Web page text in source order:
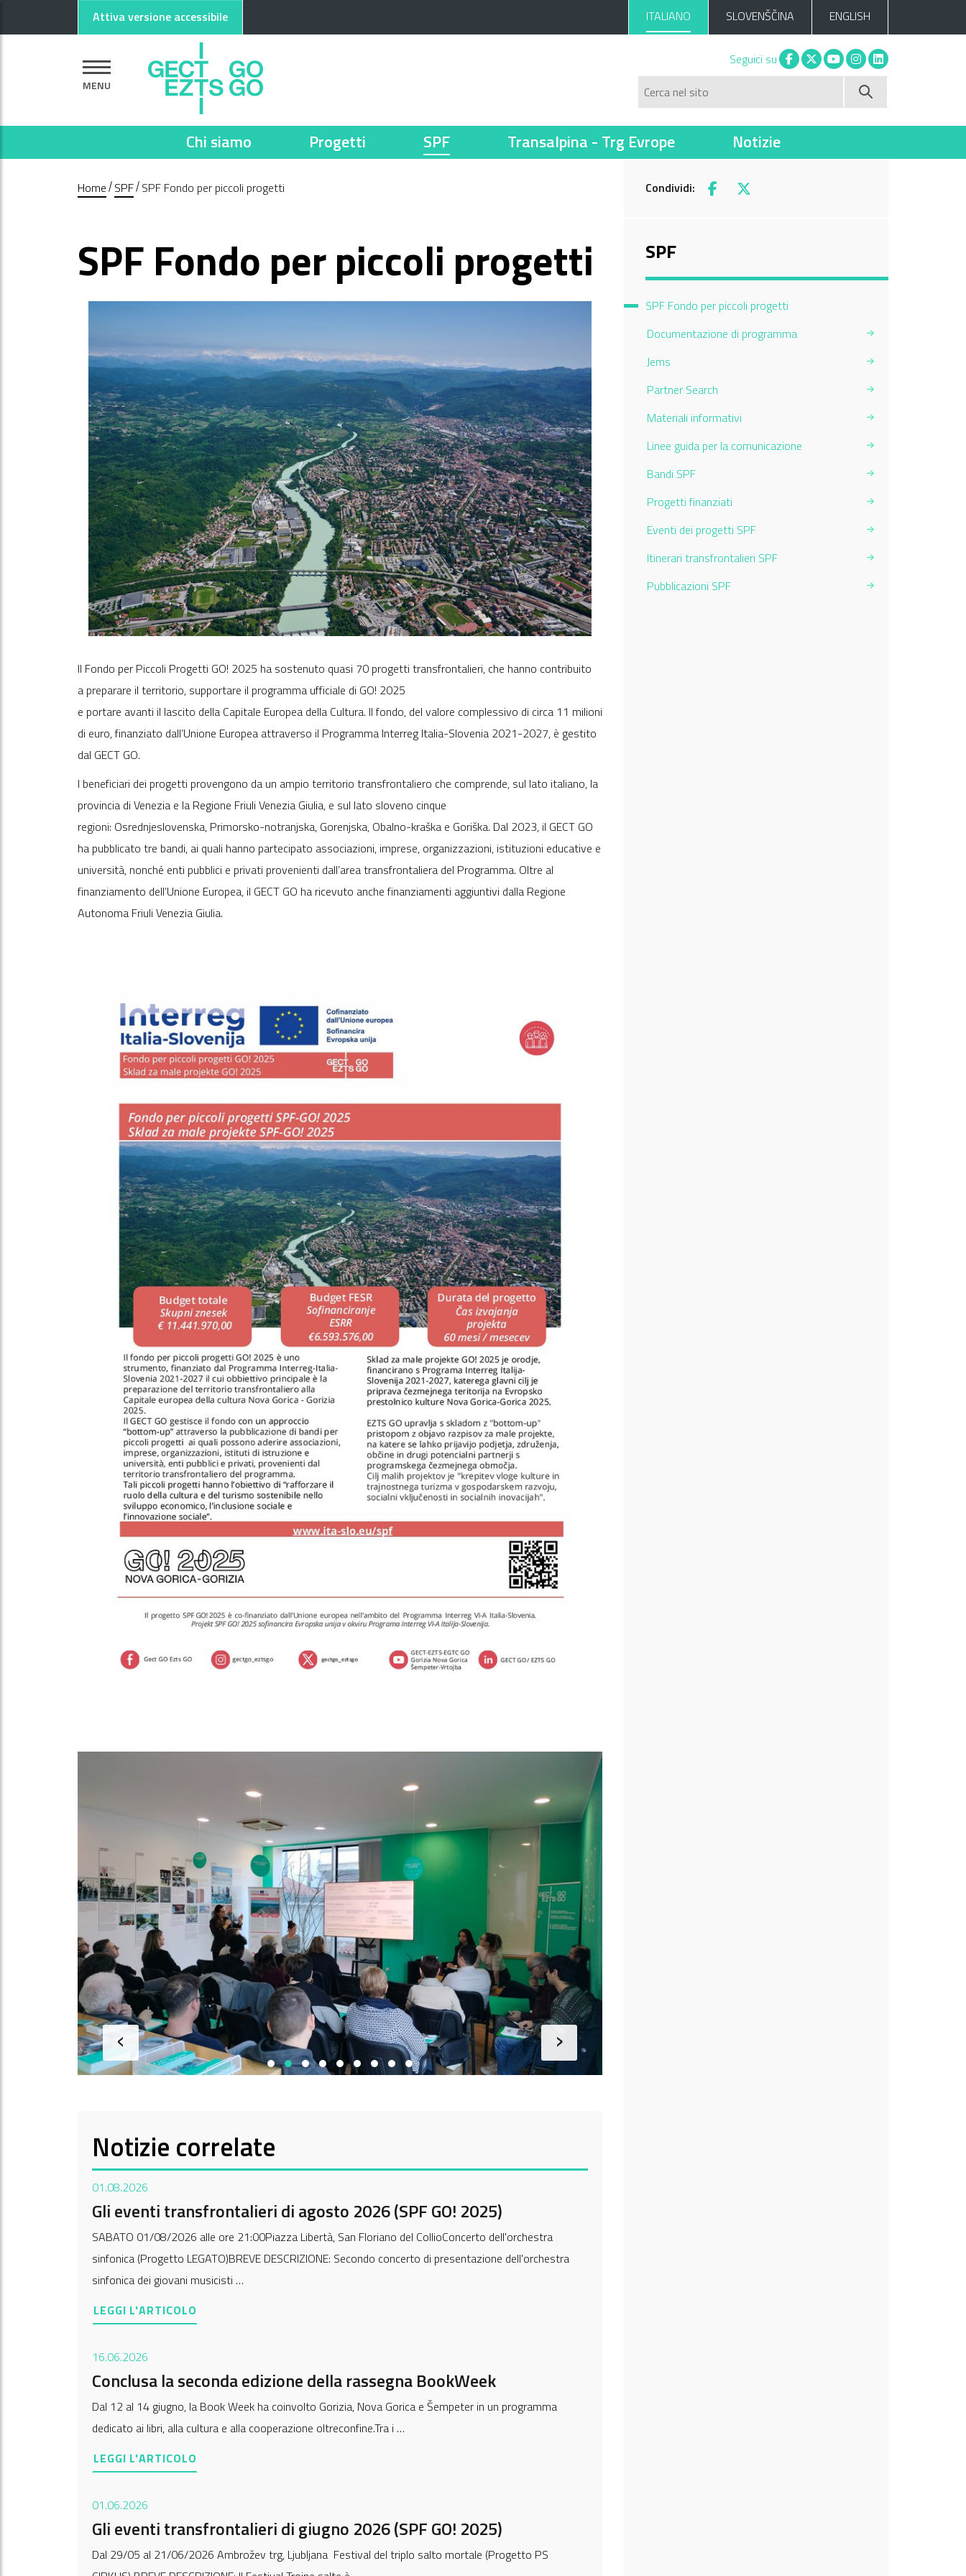
Attiva versione accessibile ITALIANO SLOVENŠČINA ENGLISH
MENU
Seguici su Facebook
X You tubeInstagram
Linkedin
Chi siamo Progetti SPF Transalpina - Trg Evrope Notizie
Home SPF SPF Fondo per piccoli progetti Condividi: Facebook
X
SPF Fondo per piccoli progetti
Il Fondo per Piccoli Progetti GO! 2025 ha sostenuto quasi 70 progetti transfrontalieri, che hanno contribuito
a preparare il territorio, supportare il programma ufficiale di GO! 2025
e portare avanti il lascito della Capitale Europea della Cultura. Il fondo, del valore complessivo di circa 11 milioni
di euro, finanziato dall’Unione Europea attraverso il Programma Interreg Italia-Slovenia 2021-2027, è gestito
dal GECT GO.
I beneficiari dei progetti provengono da un ampio territorio transfrontaliero che comprende, sul lato italiano, la
provincia di Venezia e la Regione Friuli Venezia Giulia, e sul lato sloveno cinque
regioni: Osrednjeslovenska, Primorsko-notranjska, Gorenjska, Obalno-kraška e Goriška. Dal 2023, il GECT GO
ha pubblicato tre bandi, ai quali hanno partecipato associazioni, imprese, organizzazioni, istituzioni educative e
università, nonché enti pubblici e privati provenienti dall’area transfrontaliera del Programma. Oltre al
finanziamento dell’Unione Europea, il GECT GO ha ricevuto anche finanziamenti aggiuntivi dalla Regione
Autonoma Friuli Venezia Giulia.
‹ ›
Notizie correlate
01.08.2026
Gli eventi transfrontalieri di agosto 2026 (SPF GO! 2025)
SABATO 01/08/2026 alle ore 21:00Piazza Libertà, San Floriano del CollioConcerto dell'orchestra
sinfonica (Progetto LEGATO)BREVE DESCRIZIONE: Secondo concerto di presentazione dell'orchestra
sinfonica dei giovani musicisti …
LEGGI L'ARTICOLO
16.06.2026
Conclusa la seconda edizione della rassegna BookWeek
Dal 12 al 14 giugno, la Book Week ha coinvolto Gorizia, Nova Gorica e Šempeter in un programma
dedicato ai libri, alla cultura e alla cooperazione oltreconfine.Tra i …
LEGGI L'ARTICOLO
01.06.2026
Gli eventi transfrontalieri di giugno 2026 (SPF GO! 2025)
Dal 29/05 al 21/06/2026 Ambrožev trg, Ljubljana Festival del triplo salto mortale (Progetto PS
SPF
SPF Fondo per piccoli progetti
Documentazione di programma
Jems
Partner Search
Materiali informativi
Linee guida per la comunicazione
Bandi SPF
Progetti finanziati
Eventi dei progetti SPF
Itinerari transfrontalieri SPF
Pubblicazioni SPF